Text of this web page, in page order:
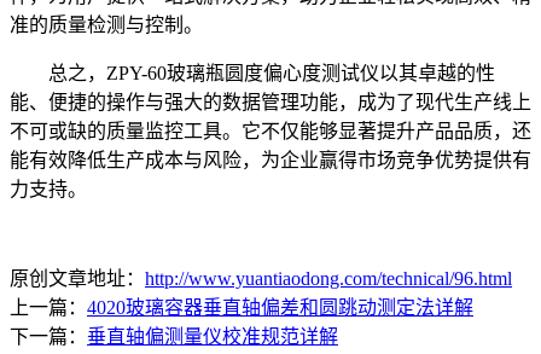
准的质量检测与控制。
总之，ZPY-60玻璃瓶圆度偏心度测试仪以其卓越的性
能、便捷的操作与强大的数据管理功能，成为了现代生产线上
不可或缺的质量监控工具。它不仅能够显著提升产品品质，还
能有效降低生产成本与风险，为企业赢得市场竞争优势提供有
力支持。
原创文章地址： http://www.yuantiaodong.com/technical/96.html
上一篇： 4020玻璃容器垂直轴偏差和圆跳动测定法详解
下一篇： 垂直轴偏测量仪校准规范详解